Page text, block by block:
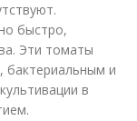
быстро,
Эти томаты
бактериальным и
в